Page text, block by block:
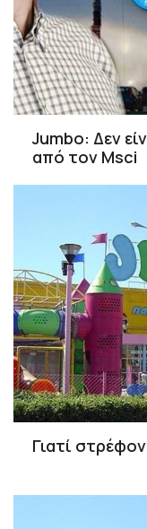
Jumbo: Δεν
από τον Msci
Γιατί